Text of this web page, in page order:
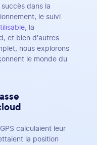
dans la
le suivi
, la
et bien d'autres
nous explorons
le monde du
calculaient leur
la position